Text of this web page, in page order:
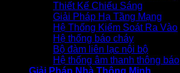
Thiết Kế Chiếu Sáng
Giải Pháp Hạ Tầng Mạng
Hệ Thống Kiểm Soát Ra Vào
Hệ thống báo cháy
Bộ đàm liên lạc nội bộ
Hệ thống âm thanh thông báo